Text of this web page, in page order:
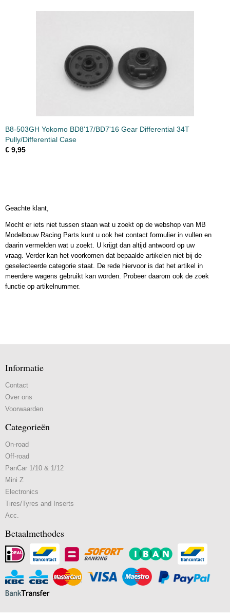
B8-503GH Yokomo BD8'17/BD7'16 Gear Differential 34T
Pully/Differential Case
€ 9,95
Geachte klant,
Mocht er iets niet tussen staan wat u zoekt op de webshop van MB
Modelbouw Racing Parts kunt u ook het contact formulier in vullen en
daarin vermelden wat u zoekt. U krijgt dan altijd antwoord op uw
vraag. Verder kan het voorkomen dat bepaalde artikelen niet bij de
geselecteerde categorie staat. De rede hiervoor is dat het artikel in
meerdere wagens gebruikt kan worden. Probeer daarom ook de zoek
functie op artikelnummer.
Informatie
Contact
Over ons
Voorwaarden
Categorieën
On-road
Off-road
PanCar 1/10 & 1/12
Mini Z
Electronics
Tires/Tyres and Inserts
Acc.
Betaalmethodes